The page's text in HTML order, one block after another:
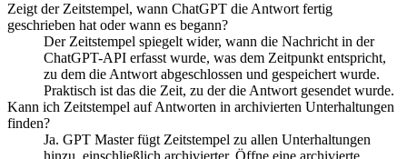
Zeigt der Zeitstempel, wann ChatGPT die Antwort fertig
geschrieben hat oder wann es begann?
Der Zeitstempel spiegelt wider, wann die Nachricht in der
ChatGPT-API erfasst wurde, was dem Zeitpunkt entspricht,
zu dem die Antwort abgeschlossen und gespeichert wurde.
Praktisch ist das die Zeit, zu der die Antwort gesendet wurde.
Kann ich Zeitstempel auf Antworten in archivierten Unterhaltungen
finden?
Ja. GPT Master fügt Zeitstempel zu allen Unterhaltungen